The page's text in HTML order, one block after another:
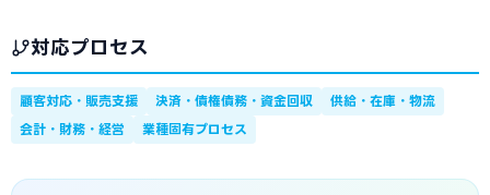
対応プロセス
顧客対応・販売支援 決済・債権債務・資金回収
供給・在庫・物流
会計・財務・経営
業種固有プロセス